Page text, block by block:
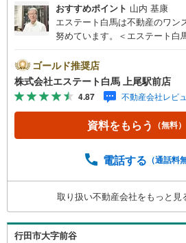
おすすめポイント 山内 基康
エステート白馬は不動産のワン
努めています。＜エステート白
ーヨーカドー上尾駅前店」内に
お店立体駐車場は全480台収容
大型キッズスペース当店自慢の
ください。店内におむつ替えコ
4.年中無休・365日営業でお手
で。スピードある対応が自慢の
ンナーと無料相談。ローン返済
情報のほか、水害その他のハザ
す。お問い合わせ物件以外の提
でお気軽にご連絡ください。お
ります。
ゴールド推奨店
株式会社エステート白馬 上尾駅前店
4.87 不動産会社レビ
資料をもらう （無料）
電話する （通話料
取り扱い不動産会社をもっと見
行田市大字前谷